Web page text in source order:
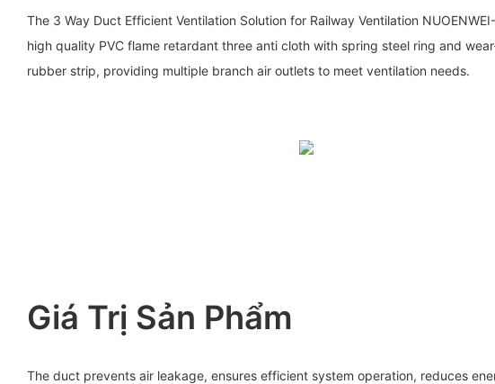
The 3 Way Duct Efficient Ventilation Solution for Railway Ventilation
high quality PVC flame retardant three anti cloth with spring steel ring and
rubber strip, providing multiple branch air outlets to meet ventilation needs.
Giá Trị Sản Phẩm
The duct prevents air leakage, ensures efficient system operation, reduces